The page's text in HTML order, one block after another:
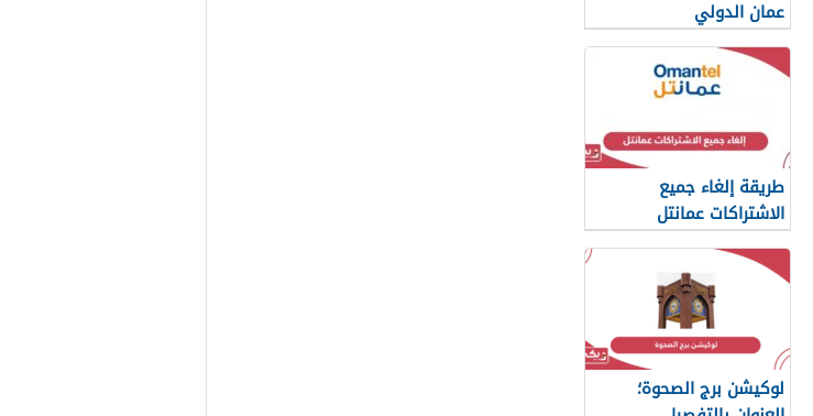
عمان الدولي
طريقة إلغاء جميع
الاشتراكات عمانتل
لوكيشن برج الصحوة؛